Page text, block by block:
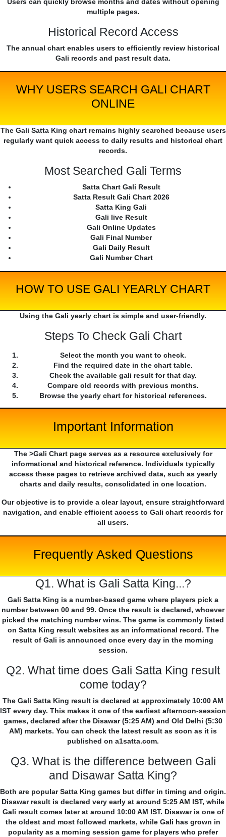
Users can quickly browse months and dates without opening
multiple pages.
Historical Record Access
The annual chart enables users to efficiently review historical
Gali records and past result data.
WHY USERS SEARCH GALI CHART
ONLINE
The Gali Satta King chart remains highly searched because users
regularly want quick access to daily results and historical chart
records.
Most Searched Gali Terms
Satta Chart Gali Result
Satta Result Gali Chart 2026
Satta King Gali
Gali live Result
Gali Online Updates
Gali Final Number
Gali Daily Result
Gali Number Chart
HOW TO USE GALI YEARLY CHART
Using the Gali yearly chart is simple and user-friendly.
Steps To Check Gali Chart
Select the month you want to check.
Find the required date in the chart table.
Check the available gali result for that day.
Compare old records with previous months.
Browse the yearly chart for historical references.
Important Information
The >Gali Chart page serves as a resource exclusively for
informational and historical reference. Individuals typically
access these pages to retrieve archived data, such as yearly
charts and daily results, consolidated in one location.
Our objective is to provide a clear layout, ensure straightforward
navigation, and enable efficient access to Gali chart records for
all users.
Frequently Asked Questions
Q1. What is Gali Satta King...?
Gali Satta King is a number-based game where players pick a
number between 00 and 99. Once the result is declared, whoever
picked the matching number wins. The game is commonly listed
on Satta King result websites as an informational record. The
result of Gali is announced once every day in the morning
session.
Q2. What time does Gali Satta King result
come today?
The Gali Satta King result is declared at approximately 10:00 AM
IST every day. This makes it one of the earliest afternoon-session
games, declared after the Disawar (5:25 AM) and Old Delhi (5:30
AM) markets. You can check the latest result as soon as it is
published on a1satta.com.
Q3. What is the difference between Gali
and Disawar Satta King?
Both are popular Satta King games but differ in timing and origin.
Disawar result is declared very early at around 5:25 AM IST, while
Gali result comes later at around 10:00 AM IST. Disawar is one of
the oldest and most followed markets, while Gali has grown in
popularity as a morning session game for players who prefer